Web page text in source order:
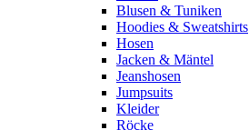
Blusen & Tuniken
Hoodies & Sweatshirts
Hosen
Jacken & Mäntel
Jeanshosen
Jumpsuits
Kleider
Röcke